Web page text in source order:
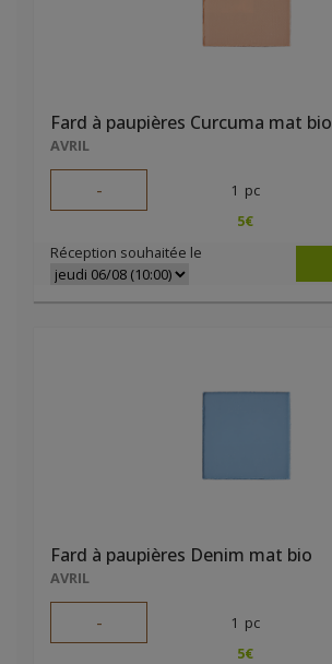
Fard à paupières Curcuma mat bio
AVRIL
- 1 pc
5€
Réception souhaitée le
Fard à paupières Denim mat bio
AVRIL
- 1 pc
5€